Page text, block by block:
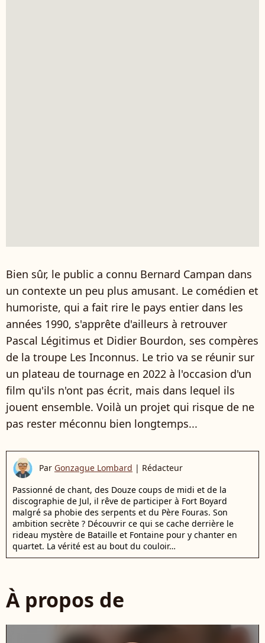
Bien sûr, le public a connu Bernard Campan dans
un contexte un peu plus amusant. Le comédien et
humoriste, qui a fait rire le pays entier dans les
années 1990, s'apprête d'ailleurs à retrouver
Pascal Légitimus et Didier Bourdon, ses compères
de la troupe Les Inconnus. Le trio va se réunir sur
un plateau de tournage en 2022 à l'occasion d'un
film qu'ils n'ont pas écrit, mais dans lequel ils
jouent ensemble. Voilà un projet qui risque de ne
pas rester méconnu bien longtemps...
Par Gonzague Lombard | Rédacteur
Passionné de chant, des Douze coups de midi et de la
discographie de Jul, il rêve de participer à Fort Boyard
malgré sa phobie des serpents et du Père Fouras. Son
ambition secrète ? Découvrir ce qui se cache derrière le
rideau mystère de Bataille et Fontaine pour y chanter en
quartet. La vérité est au bout du couloir…
À propos de